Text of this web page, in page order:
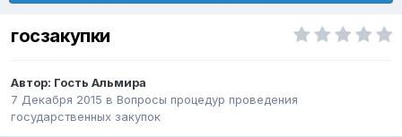
госзакупки
Автор: Гость Альмира
7 Декабря 2015 в Вопросы процедур проведения
государственных закупок